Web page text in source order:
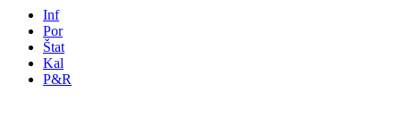
Inf
Por
Štat
Kal
P&R